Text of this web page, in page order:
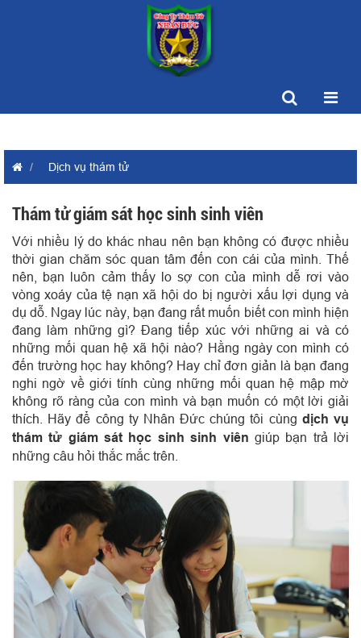
Dịch vụ thám tử
Thám tử giám sát học sinh sinh viên
Với nhiều lý do khác nhau nên bạn không có được nhiều
thời gian chăm sóc quan tâm đến con cái của mình. Thế
nên, bạn luôn cảm thấy lo sợ con của mình dễ rơi vào
vòng xoáy của tệ nạn xã hội do bị người xấu lợi dụng và
dụ dỗ. Ngay lúc này, bạn đang rất muốn biết con mình hiện
đang làm những gì? Đang tiếp xúc với những ai và có
những mối quan hệ xã hội nào? Hằng ngày con mình có
đến trường học hay không? Hay chỉ đơn giản là bạn đang
nghi ngờ về giới tính cùng những mối quan hệ mập mờ
không rõ ràng của con mình và bạn muốn có một lời giải
thích. Hãy để công ty Nhân Đức chúng tôi cùng dịch vụ
thám tử giám sát học sinh sinh viên giúp bạn trả lời
những câu hỏi thắc mắc trên.